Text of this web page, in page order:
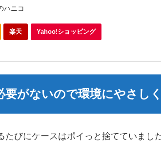
ハニコ
楽天 Yahoo!ショッピング
要がないので環境にやさし
びにケースはポイっと捨てていました